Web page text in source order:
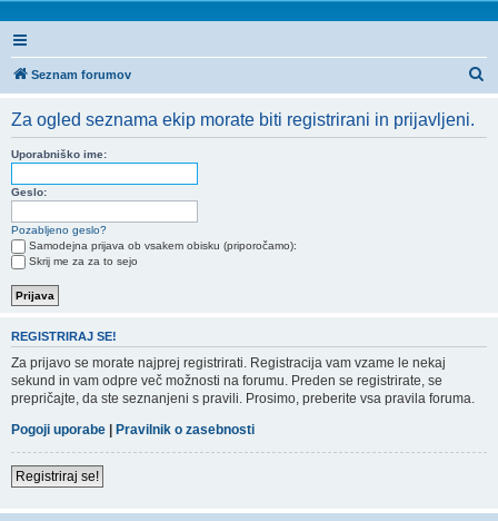
Seznam forumov
Za ogled seznama ekip morate biti registrirani in prijavljeni.
Uporabniško ime:
Geslo:
Pozabljeno geslo?
Samodejna prijava ob vsakem obisku (priporočamo):
Skrij me za za to sejo
REGISTRIRAJ SE!
Za prijavo se morate najprej registrirati. Registracija vam vzame le nekaj
sekund in vam odpre več možnosti na forumu. Preden se registrirate, se
prepričajte, da ste seznanjeni s pravili. Prosimo, preberite vsa pravila foruma.
Pogoji uporabe | Pravilnik o zasebnosti
Registriraj se!